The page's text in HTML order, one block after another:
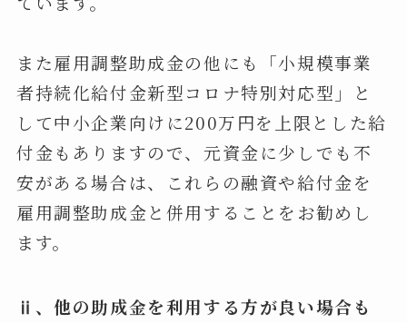
また雇用調整助成金の他にも「小規模事業
者持続化給付金新型コロナ特別対応型」と
して中小企業向けに200万円を上限とした給
付金もありますので、元資金に少しでも不
安がある場合は、これらの融資や給付金を
雇用調整助成金と併用することをお勧めし
ます。
ⅱ、他の助成金を利用する方が良い場合も